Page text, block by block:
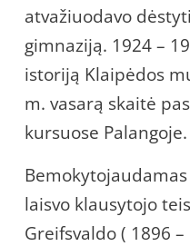
atvažiuodavo
gimnaziją. 1924 –
istoriją Klaipėdos
m. vasarą skaitė
kursuose Palangoje.
laisvo klausytojo
Greifsvaldo ( 1896